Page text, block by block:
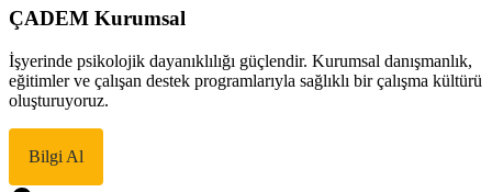
ÇADEM Kurumsal
İşyerinde psikolojik dayanıklılığı güçlendir. Kurumsal danışmanlık,
eğitimler ve çalışan destek programlarıyla sağlıklı bir çalışma kültürü
oluşturuyoruz.
Bilgi Al